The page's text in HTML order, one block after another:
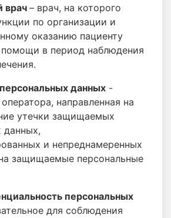
врач– врач, на которого
по организации и
оказанию пациенту
в период наблюдения
данных -
направленная на
утечки защищаемых
данных,
и непреднамеренных
защищаемые персональные
персональных
для соблюдения